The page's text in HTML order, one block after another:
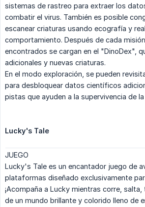
sistemas de rastreo para extraer los
combatir el virus. También es posible
escanear criaturas usando ecografía y
comportamiento. Después de cada
encontrados se cargan en el "DinoDex",
adicionales y nuevas criaturas.
En el modo exploración, se pueden
para desbloquear datos científicos
pistas que ayuden a la supervivencia de
Lucky's Tale
JUEGO
Lucky's Tale es un encantador juego de
plataformas diseñado exclusivamente
¡Acompaña a Lucky mientras corre,
de un mundo brillante y colorido lleno de